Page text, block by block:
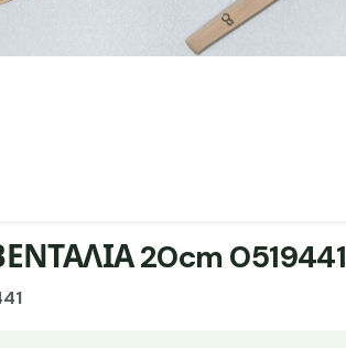
20cm 0519441